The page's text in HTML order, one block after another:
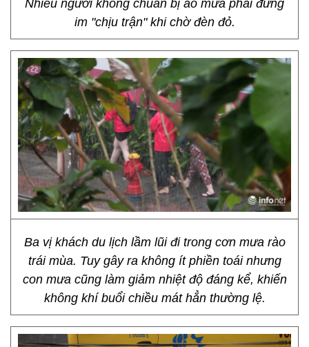
Nhiều người không chuẩn bị áo mưa phải đứng
im "chịu trận" khi chờ đèn đỏ.
Ba vị khách du lịch lầm lũi đi trong cơn mưa rào
trái mùa. Tuy gây ra không ít phiền toái nhưng
con mưa cũng làm giảm nhiệt độ đáng kể, khiến
không khí buổi chiều mát hẳn thường lệ.